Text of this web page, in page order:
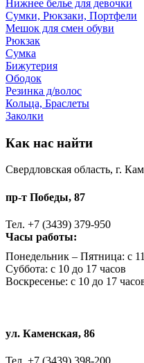
Нижнее белье для девочки
Сумки, Рюкзаки, Портфели
Мешок для смен обуви
Рюкзак
Сумка
Бижутерия
Ободок
Резинка д/волос
Кольца, Браслеты
Заколки
Как нас найти
Свердловская область, г.
пр-т Победы, 87
Тел. +7 (3439) 379-950
Часы работы:
Понедельник – Пятница: с
Суббота: с 10 до 17 часов
Воскресенье: с 10 до 17
ул. Каменская, 86